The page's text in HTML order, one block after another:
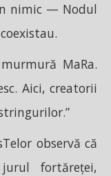
nimic — Nodul
MaRa.
Aici, creatorii
observă că
fortăreței,